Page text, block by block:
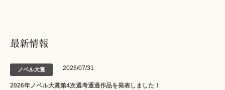
最新情報
ノベル大賞 2026/07/31
2026年ノベル大賞第4次選考通過作品を発表しました！